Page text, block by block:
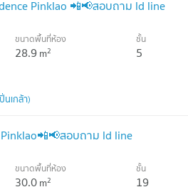
Pinklao 📲📢สอบถาม ld line
ขนาดพื้นที่ห้อง
28.9m2
ชั้น
5
นเกล้า)
สอบถาม ld line
ขนาดพื้นที่ห้อง
30.0m2
ชั้น
19